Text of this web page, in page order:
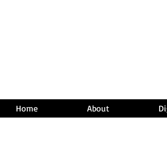
Home About